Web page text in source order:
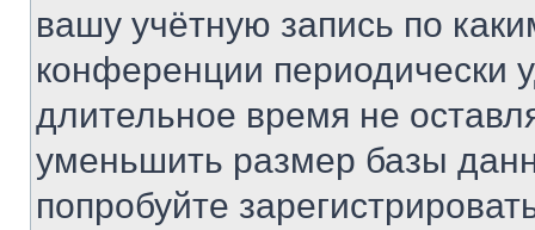
вашу учётную запись по
конференции периодически
длительное время не
уменьшить размер базы
попробуйте